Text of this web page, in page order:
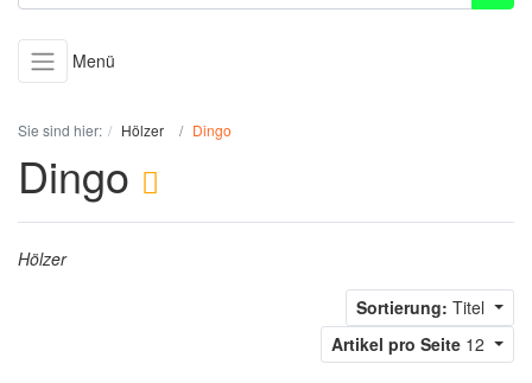
Menü
Sie sind hier: Hölzer Dingo
Dingo
Hölzer
Sortierung: Titel
Artikel pro Seite 12